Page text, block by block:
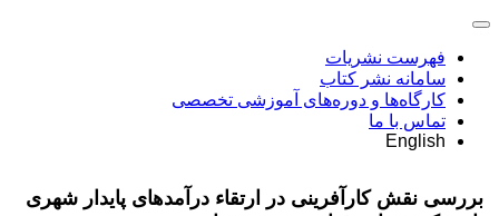
فهرست نشریات
سامانه نشر کتاب
کارگاه‌ها و دوره‌های آموزشی تخصصی
تماس با ما
English
بررسی نقش کارآفرینی در ارتقاء درآمدهای پایدار شهری